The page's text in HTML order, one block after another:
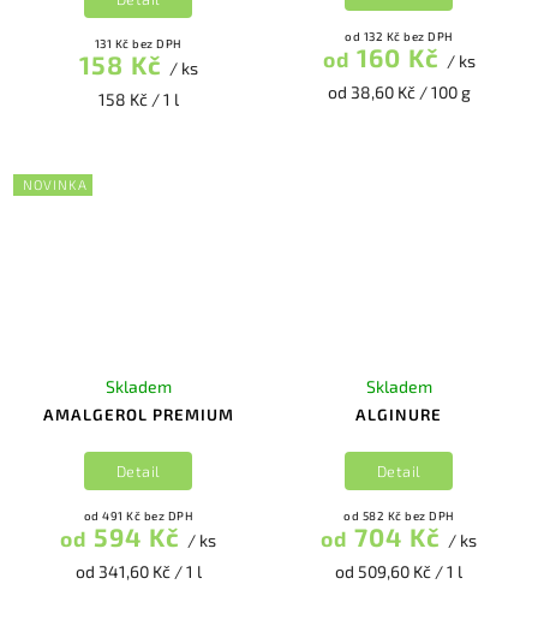
131 Kč bez DPH
158 Kč / ks
158 Kč / 1 l
od 132 Kč bez DPH
od 160 Kč / ks
od 38,60 Kč / 100 g
NOVINKA
AMALGEROL PREMIUM
Skladem
od 491 Kč bez DPH
od 594 Kč / ks
od 341,60 Kč / 1 l
Detail
ALGINURE
Skladem
od 582 Kč bez DPH
od 704 Kč / ks
od 509,60 Kč / 1 l
Detail